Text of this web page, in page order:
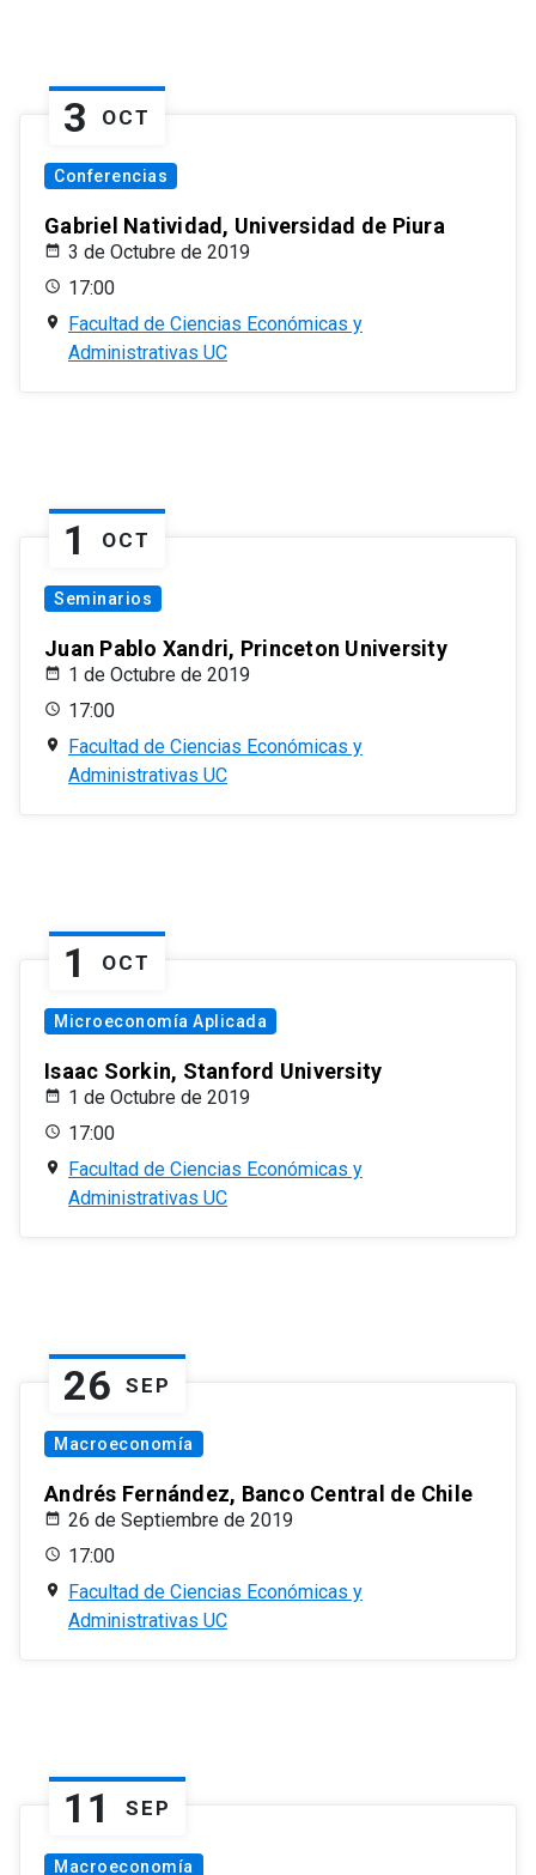
3 OCT
Conferencias
Gabriel Natividad, Universidad de Piura
3 de Octubre de 2019
17:00
Facultad de Ciencias Económicas y
Administrativas UC
1 OCT
Seminarios
Juan Pablo Xandri, Princeton University
1 de Octubre de 2019
17:00
Facultad de Ciencias Económicas y
Administrativas UC
1 OCT
Microeconomía Aplicada
Isaac Sorkin, Stanford University
1 de Octubre de 2019
17:00
Facultad de Ciencias Económicas y
Administrativas UC
26 SEP
Macroeconomía
Andrés Fernández, Banco Central de Chile
26 de Septiembre de 2019
17:00
Facultad de Ciencias Económicas y
Administrativas UC
11 SEP
Macroeconomía